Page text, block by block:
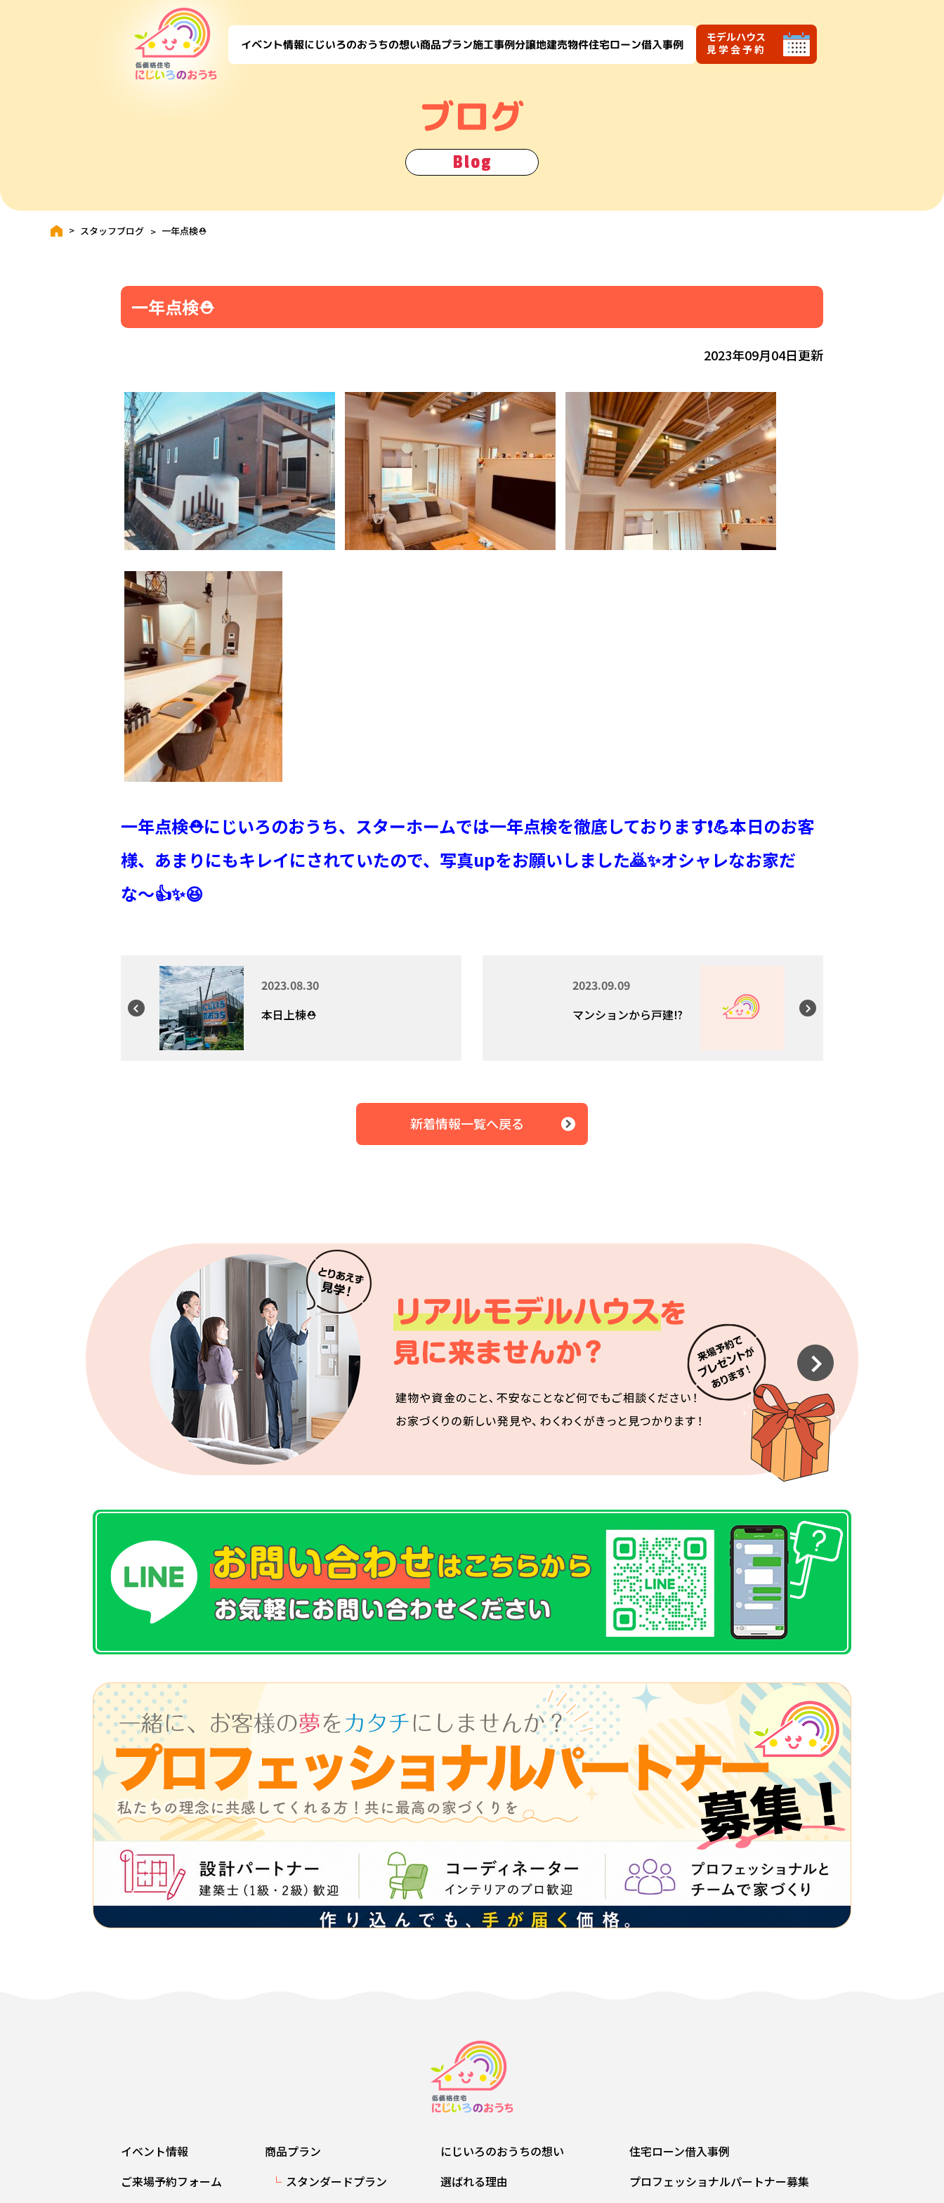
イベント情報にじいろのおうちの想い商品プラン施工事例分譲地建売物件住宅ローン借入事例
モデルハウス
見学会予約
ブログ
Blog
スタッフブログ 一年点検⛑
一年点検⛑
2023年09月04日更新
一年点検⛑にじいろのおうち、スターホームでは一年点検を徹底しております❗️💪本日のお客
様、あまりにもキレイにされていたので、写真upをお願いしました🙇✨オシャレなお家だ
な〜👍✨😆
2023.08.30
本日上棟⛑
2023.09.09
マンションから戸建⁉︎
新着情報一覧へ戻る
イベント情報
ご来場予約フォーム
商品プラン
スタンダードプラン
にじいろのおうちの想い
選ばれる理由
住宅ローン借入事例
プロフェッショナルパートナー募集